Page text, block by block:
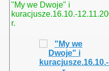
"My we Dwoje" i
kuracjusze.16.10.-
r.